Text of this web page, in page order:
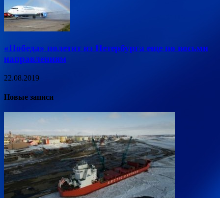
«Победа» полетит из Петербурга еще по восьми
направлениям
22.08.2019
Новые записи